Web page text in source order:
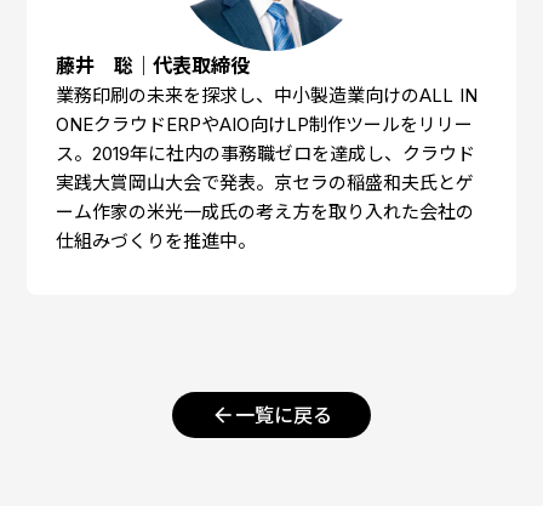
藤井 聡｜代表取締役
業務印刷の未来を探求し、中小製造業向けのALL IN
ONEクラウドERPやAIO向けLP制作ツールをリリー
ス。2019年に社内の事務職ゼロを達成し、クラウド
実践大賞岡山大会で発表。京セラの稲盛和夫氏とゲ
ーム作家の米光一成氏の考え方を取り入れた会社の
仕組みづくりを推進中。
arrow_back 一覧に戻る